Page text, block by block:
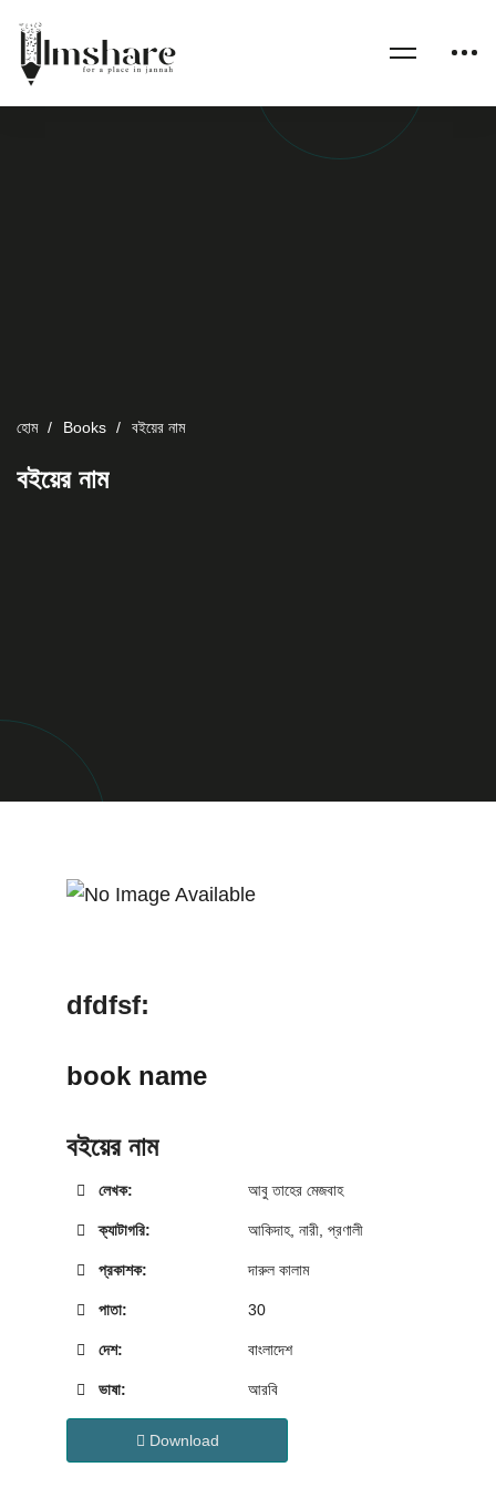
হোম Books বইয়ের নাম
বইয়ের নাম
dfdfsf:
book name
বইয়ের নাম
লেখক: আবু তাহের মেজবাহ
ক্যাটাগরি: আকিদাহ, নারী প্রণালী
প্রকাশক: দারুল কালাম
পাতা: 30
দেশ: বাংলাদেশ
ভাষা: আরবি
Download